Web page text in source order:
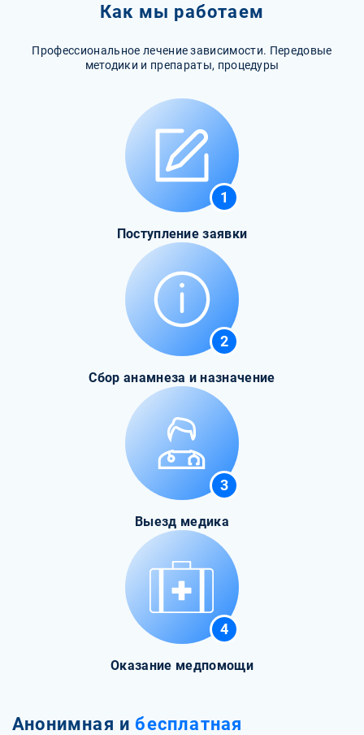
Как мы работаем
Профессиональное лечение зависимости. Передовые
методики и препараты, процедуры
1
Поступление заявки
2
Сбор анамнеза и назначение
3
Выезд медика
4
Оказание медпомощи
Анонимная и бесплатная